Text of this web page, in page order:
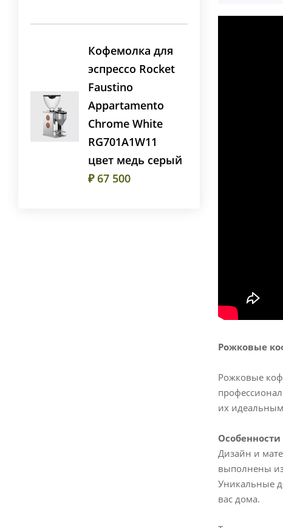
Кофемолка для
эспрессо Rocket
Faustino
Appartamento
Chrome White
RG701A1W11
цвет медь серый
₽ 67 500
Рожковые
Рожковые
их
Дизайн и
выполнены
Уникальные
вас дома.